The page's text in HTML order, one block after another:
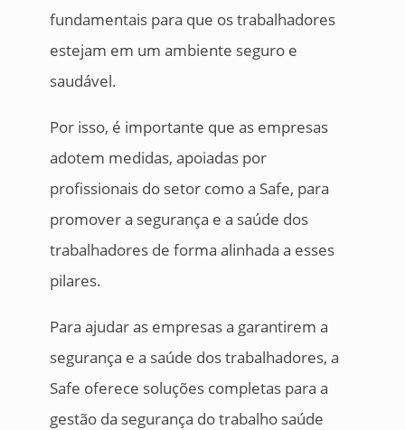
fundamentais para que os trabalhadores
estejam em um ambiente seguro e
saudável.
Por isso, é importante que as empresas
adotem medidas, apoiadas por
profissionais do setor como a Safe, para
promover a segurança e a saúde dos
trabalhadores de forma alinhada a esses
pilares.
Para ajudar as empresas a garantirem a
segurança e a saúde dos trabalhadores, a
Safe oferece soluções completas para a
gestão da segurança do trabalho saúde